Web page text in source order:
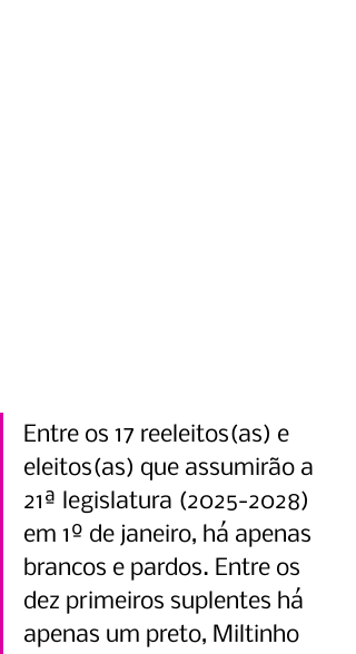
Entre os 17 reeleitos(as) e
eleitos(as) que assumirão a
21ª legislatura (2025-2028)
em 1º de janeiro, há apenas
brancos e pardos. Entre os
dez primeiros suplentes há
apenas um preto, Miltinho